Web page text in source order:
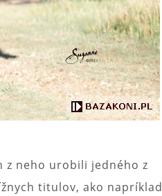
z neho urobili jedného z
titulov, ako napríklad